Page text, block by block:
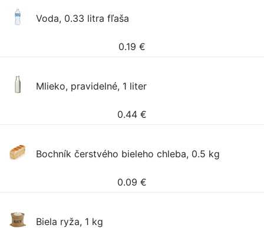
Voda, 0.33 litra fľaša
0.19 €
Mlieko, pravidelné, 1 liter
0.44 €
Bochník čerstvého bieleho chleba, 0.5 kg
0.09 €
Biela ryža, 1 kg